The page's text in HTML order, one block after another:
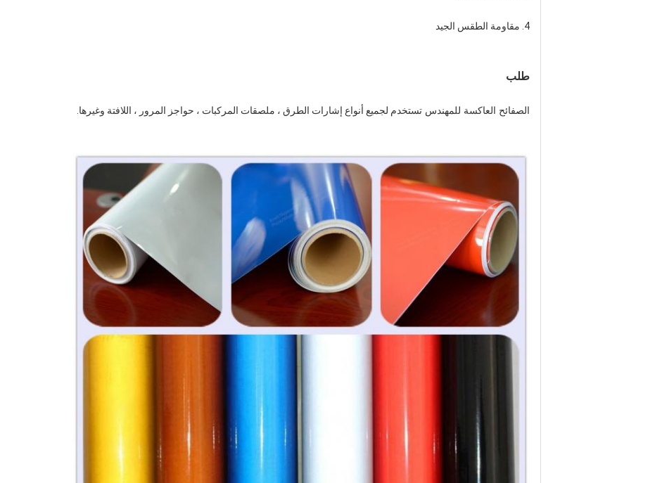
4. مقاومة الطقس الجيد
طلب
الصفائح العاكسة للمهندس تستخدم لجميع أنواع إشارات الطرق ، ملصقات المركبات ، حواجز المرور ، اللافتة وغيرها.